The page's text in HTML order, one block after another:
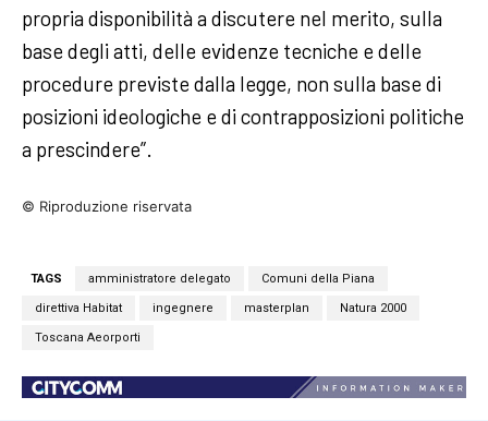
propria disponibilità a discutere nel merito, sulla
base degli atti, delle evidenze tecniche e delle
procedure previste dalla legge, non sulla base di
posizioni ideologiche e di contrapposizioni politiche
a prescindere”.
© Riproduzione riservata
TAGS amministratore delegato Comuni della Piana
direttiva Habitat ingegnere masterplan Natura 2000
Toscana Aeorporti